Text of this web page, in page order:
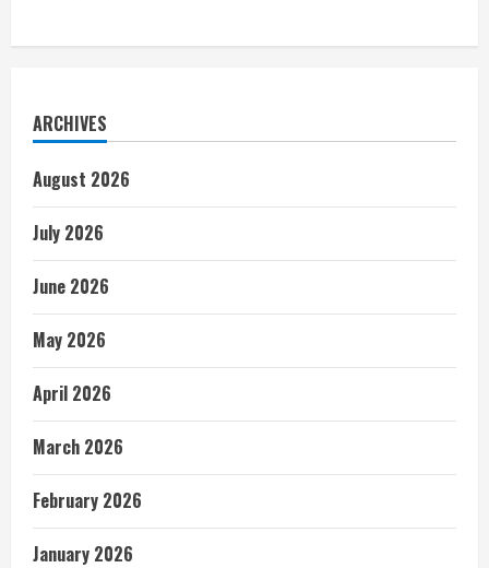
ARCHIVES
August 2026
July 2026
June 2026
May 2026
April 2026
March 2026
February 2026
January 2026